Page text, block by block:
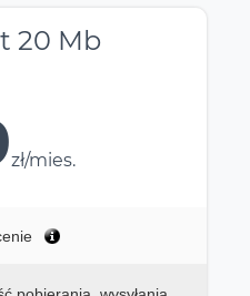
20 Mb
zł/mies.